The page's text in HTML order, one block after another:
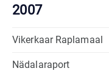
2007
Vikerkaar Raplamaal
Nädalaraport